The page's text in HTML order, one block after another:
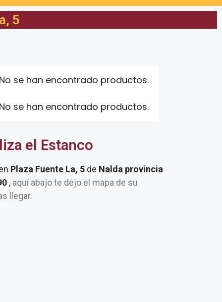
5
No se han encontrado productos.
No se han encontrado productos.
el Estanco
Plaza Fuente La, 5 de Nalda provincia
, aquí abajo te dejo el mapa de su
llegar.